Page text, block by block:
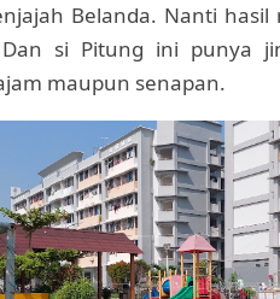
Belanda. Nanti hasil
si Pitung ini punya
maupun senapan.